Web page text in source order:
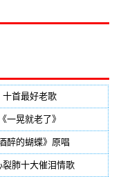
十首最好老歌(300)
《一晃就老了》
酒醉的蝴蝶》原唱
裂肺十大催泪情歌(195)